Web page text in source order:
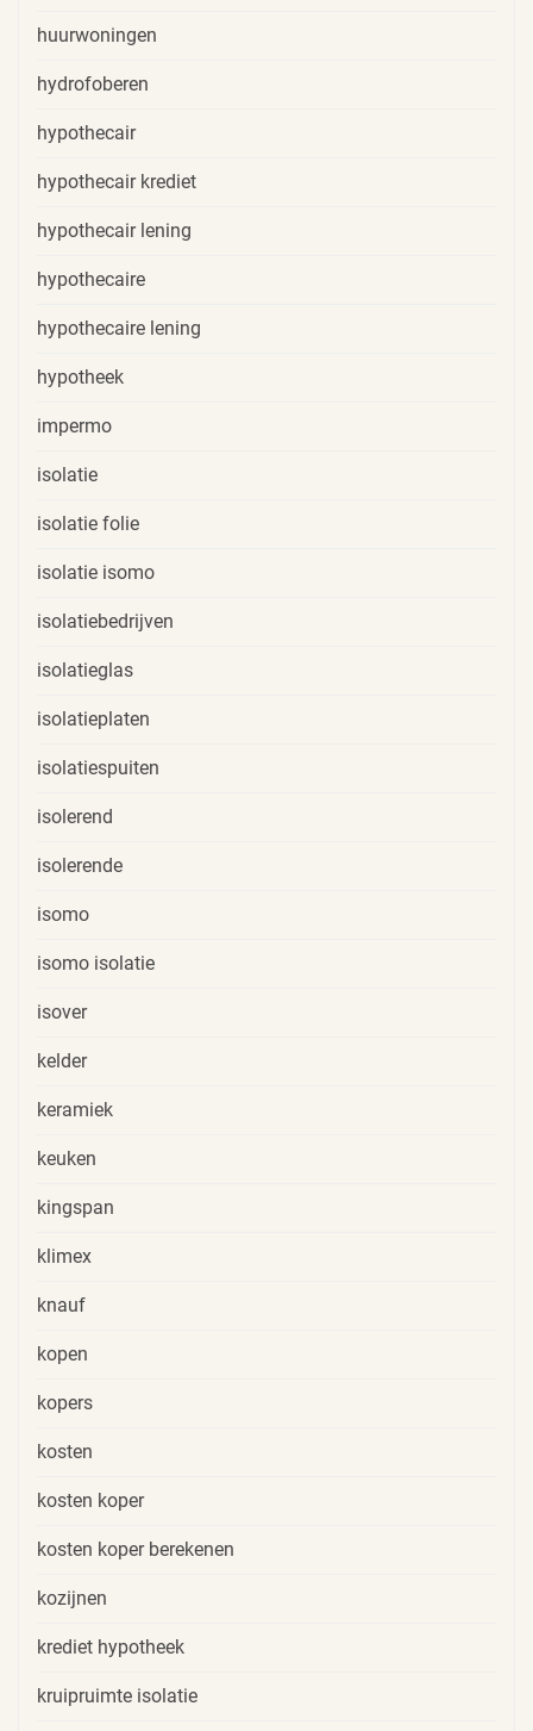
huurwoningen
hydrofoberen
hypothecair
hypothecair krediet
hypothecair lening
hypothecaire
hypothecaire lening
hypotheek
impermo
isolatie
isolatie folie
isolatie isomo
isolatiebedrijven
isolatieglas
isolatieplaten
isolatiespuiten
isolerend
isolerende
isomo
isomo isolatie
isover
kelder
keramiek
keuken
kingspan
klimex
knauf
kopen
kopers
kosten
kosten koper
kosten koper berekenen
kozijnen
krediet hypotheek
kruipruimte isolatie